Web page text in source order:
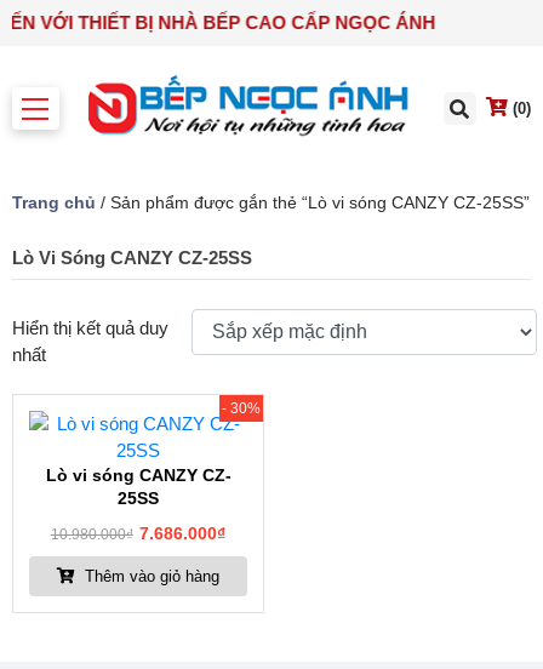
ĐẾN VỚI THIẾT BỊ NHÀ BẾP CAO CẤP NGỌC ÁNH
(0)
Trang chủ / Sản phẩm được gắn thẻ “Lò vi sóng CANZY CZ-25SS”
Lò Vi Sóng CANZY CZ-25SS
Hiển thị kết quả duy
nhất
- 30%
Lò vi sóng CANZY CZ-
25SS
10.980.000₫ 7.686.000₫
Thêm vào giỏ hàng